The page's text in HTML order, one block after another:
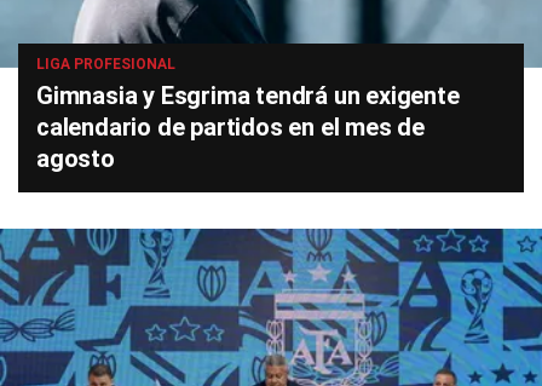
LIGA PROFESIONAL
Gimnasia y Esgrima tendrá un exigente
calendario de partidos en el mes de
agosto